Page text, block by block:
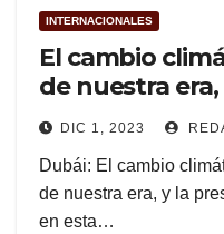
INTERNACIONALES
El cambio
de nuestra
DIC 1, 2023
Dubái: El cambio
de nuestra era, y la
en esta…